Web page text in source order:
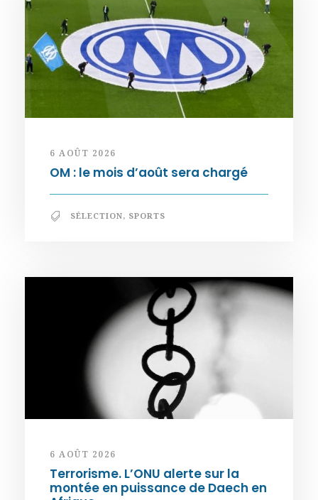
6 AOÛT 2026
OM : le mois d’août sera chargé
SÉLECTION, SPORTS
6 AOÛT 2026
Terrorisme. L’ONU alerte sur la
montée en puissance de Daech en